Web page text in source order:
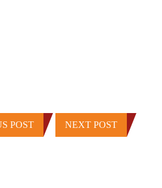
POST NEXT POST